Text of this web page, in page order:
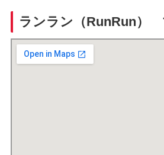
ランラン（RunRun）